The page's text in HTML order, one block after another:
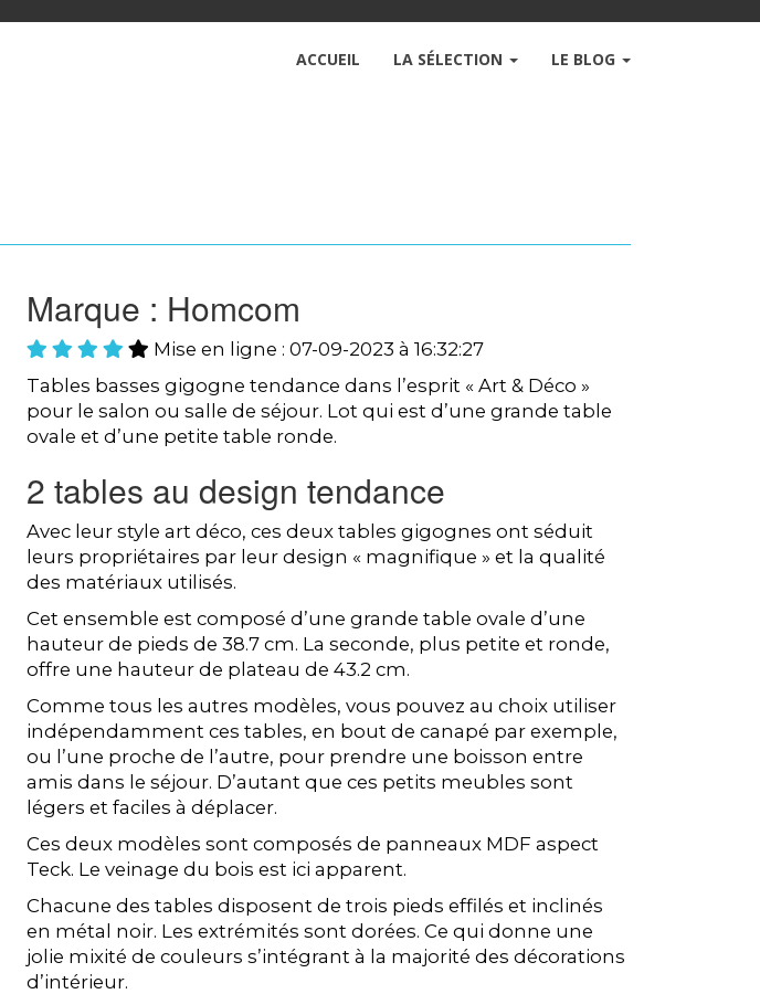
ACCUEIL LA SÉLECTION LE BLOG
Marque : Homcom
Mise en ligne : 07-09-2023 à 16:32:27
Tables basses gigogne tendance dans l’esprit « Art & Déco »
pour le salon ou salle de séjour. Lot qui est d’une grande table
ovale et d’une petite table ronde.
2 tables au design tendance
Avec leur style art déco, ces deux tables gigognes ont séduit
leurs propriétaires par leur design « magnifique » et la qualité
des matériaux utilisés.
Cet ensemble est composé d’une grande table ovale d’une
hauteur de pieds de 38.7 cm. La seconde, plus petite et ronde,
offre une hauteur de plateau de 43.2 cm.
Comme tous les autres modèles, vous pouvez au choix utiliser
indépendamment ces tables, en bout de canapé par exemple,
ou l’une proche de l’autre, pour prendre une boisson entre
amis dans le séjour. D’autant que ces petits meubles sont
légers et faciles à déplacer.
Ces deux modèles sont composés de panneaux MDF aspect
Teck. Le veinage du bois est ici apparent.
Chacune des tables disposent de trois pieds effilés et inclinés
en métal noir. Les extrémités sont dorées. Ce qui donne une
jolie mixité de couleurs s’intégrant à la majorité des décorations
d’intérieur.